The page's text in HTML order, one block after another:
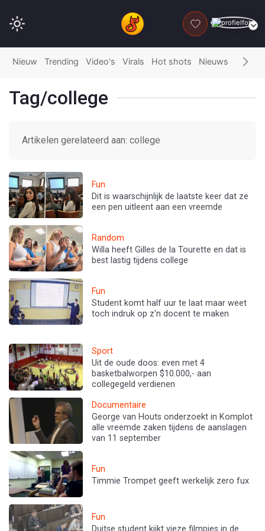
DONEER
Nieuw Trending Video's Virals Hot shots Nieuws Fails
Tag/college
Artikelen gerelateerd aan: college
Fun
Dit is waarschijnlijk de laatste keer dat ze
een pen uitleent aan een vreemde
Random
Willa heeft Gilles de la Tourette en dat is
best lastig tijdens college
Fun
Student komt half uur te laat maar weet
toch indruk op z'n docent te maken
Sport
Uit de oude doos: even met 4
basketbalworpen $10.000,- aan
collegegeld verdienen
Documentaire
George van Houts onderzoekt in Komplot
alle vreemde zaken tijdens de aanslagen
van 11 september
Fun
Timmie Trompet geeft werkelijk zero fux
Fun
Duitse student kijkt vieze filmpjes in de